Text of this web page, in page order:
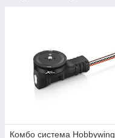
Комбо система Hobbywing